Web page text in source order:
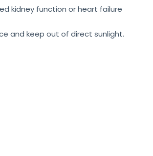
kidney function or heart failure
and keep out of direct sunlight.